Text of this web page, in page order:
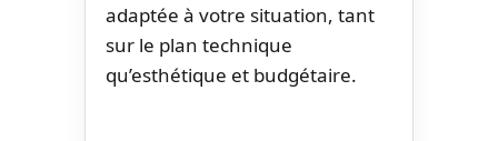
adaptée à votre situation, tant
sur le plan technique
qu’esthétique et budgétaire.